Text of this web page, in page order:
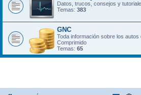
Datos, trucos, consejos y
Temas: 383
GNC
Toda información sobre los
Comprimido
Temas: 65